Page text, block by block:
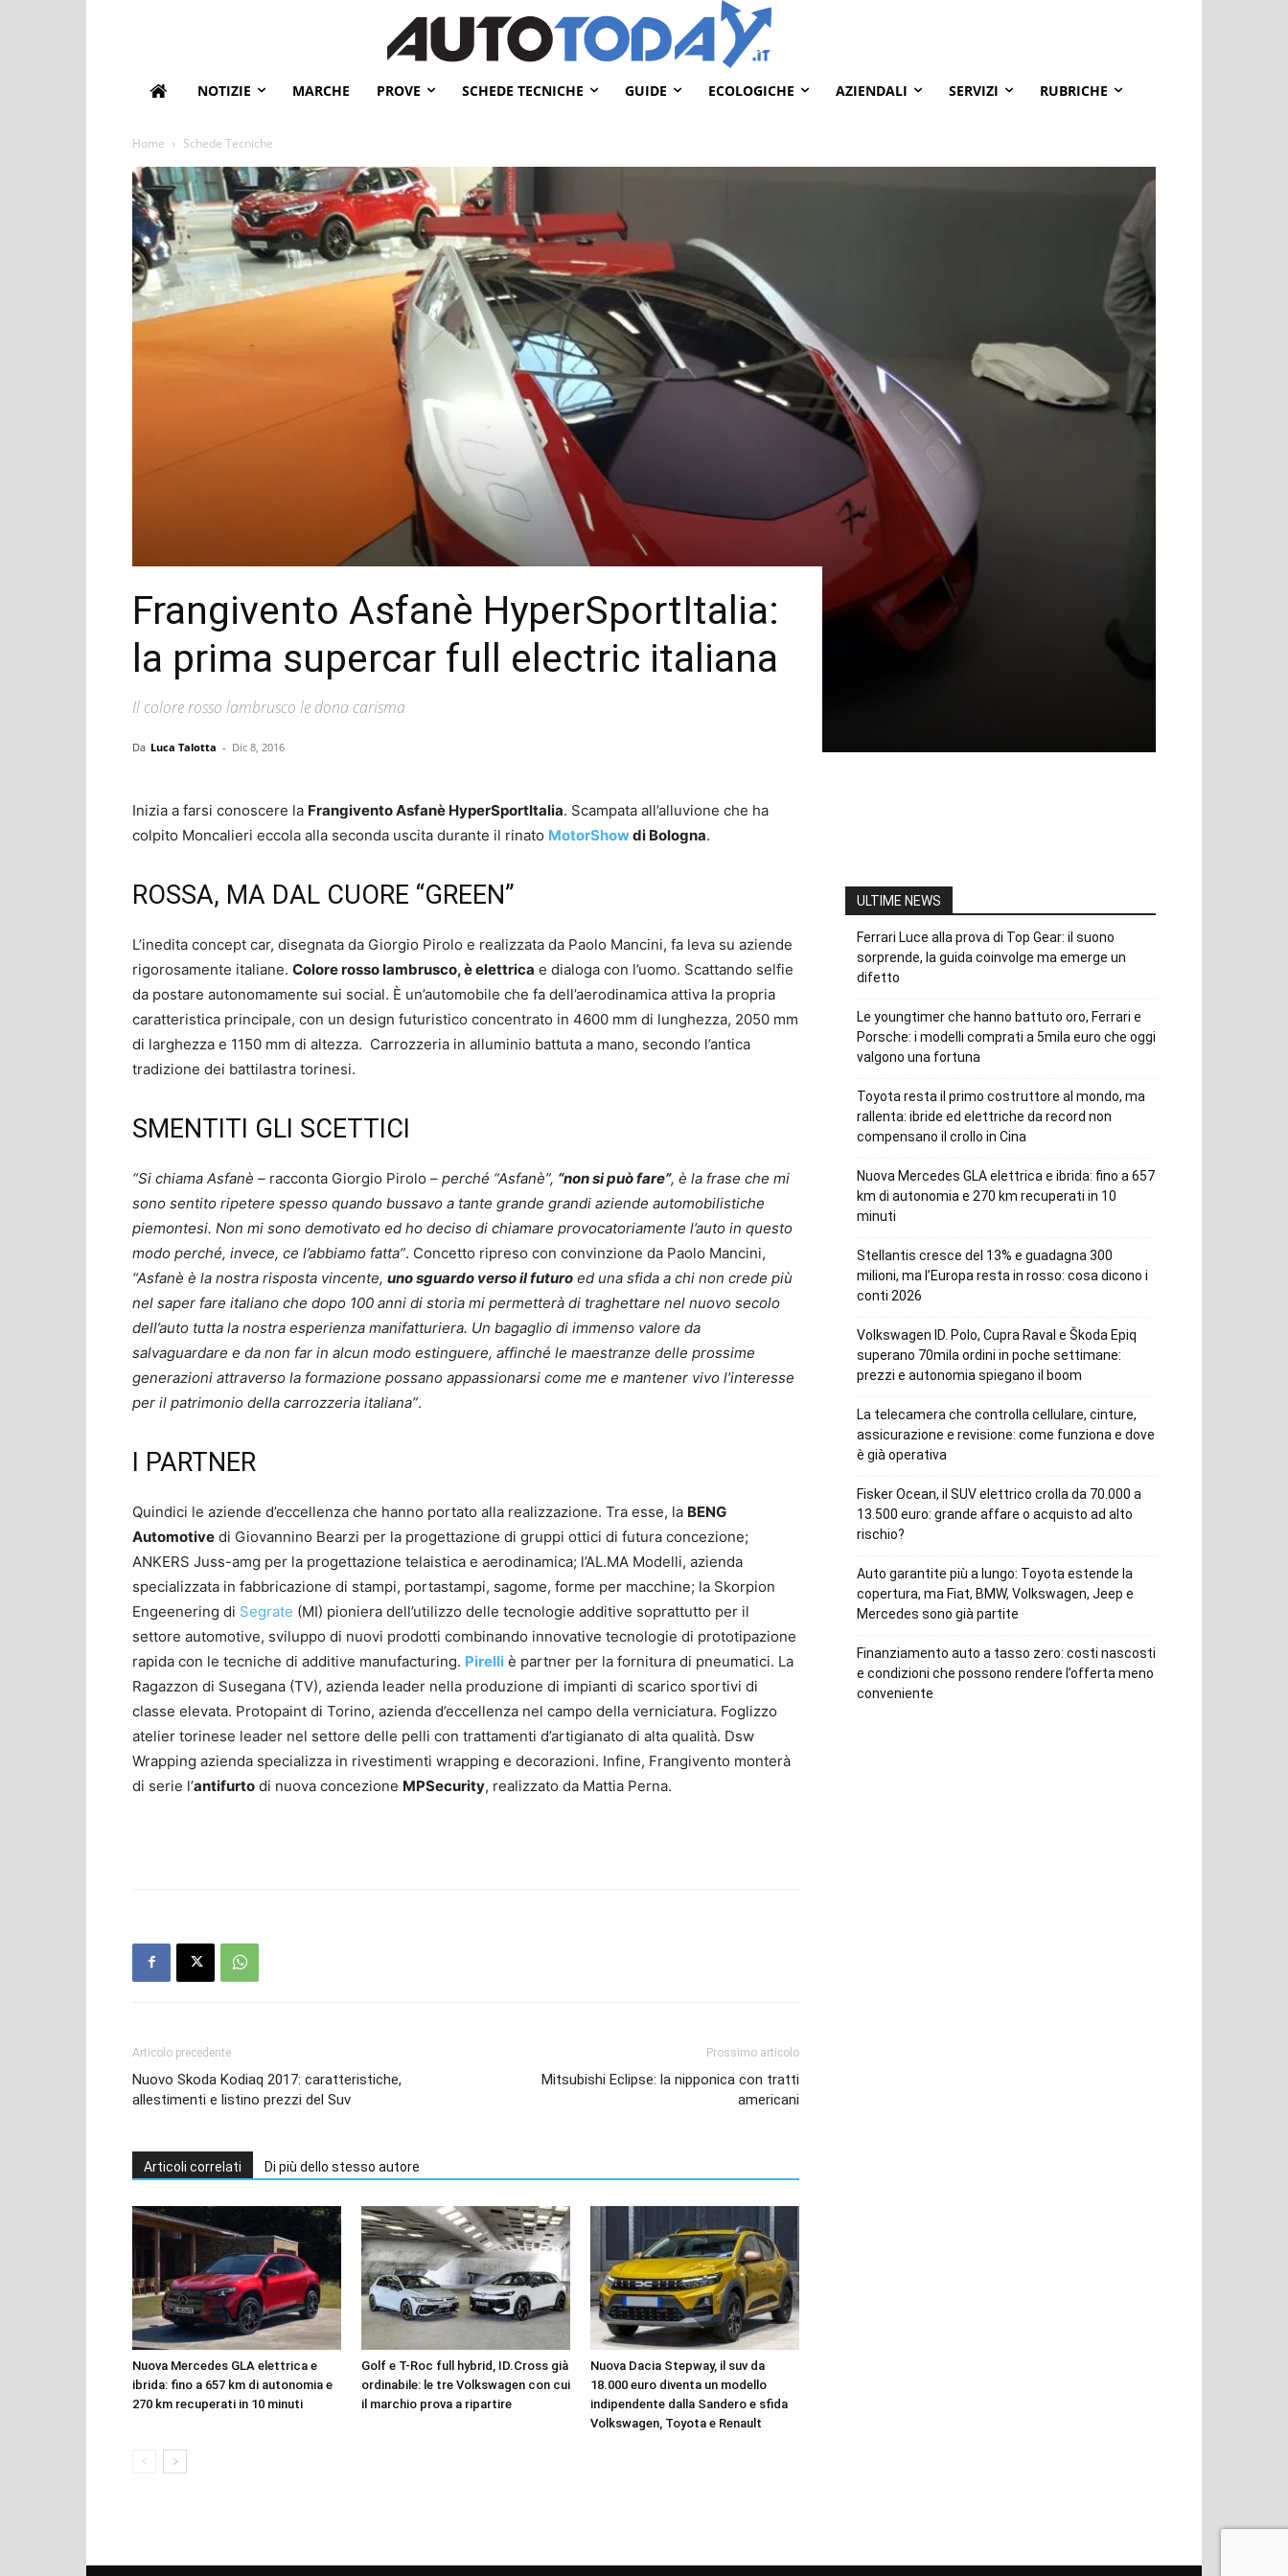
NOTIZIE MARCHE PROVE SCHEDE TECNICHE GUIDE ECOLOGICHE AZIENDALI SERVIZI RUBRICHE
Home Schede Tecniche
Frangivento Asfanè HyperSportItalia:
la prima supercar full electric italiana
Il colore rosso lambrusco le dona carisma
Da Luca Talotta - Dic 8, 2016
Inizia a farsi conoscere la Frangivento Asfanè HyperSportItalia. Scampata all’alluvione che ha
colpito Moncalieri eccola alla seconda uscita durante il rinato MotorShowdi Bologna.
ROSSA, MA DAL CUORE “GREEN”
L’inedita concept car, disegnata da Giorgio Pirolo e realizzata da Paolo Mancini, fa leva su aziende
rigorosamente italiane. Colore rosso lambrusco, è elettrica e dialoga con l’uomo. Scattando selfie
da postare autonomamente sui social. È un’automobile che fa dell’aerodinamica attiva la propria
caratteristica principale, con un design futuristico concentrato in 4600 mm di lunghezza, 2050 mm
di larghezza e 1150 mm di altezza. Carrozzeria in alluminio battuta a mano, secondo l’antica
tradizione dei battilastra torinesi.
SMENTITI GLI SCETTICI
“Si chiama Asfanè – racconta Giorgio Pirolo – perché “Asfanè”, “non si può fare”, è la frase che mi
sono sentito ripetere spesso quando bussavo a tante grande grandi aziende automobilistiche
piemontesi. Non mi sono demotivato ed ho deciso di chiamare provocatoriamente l’auto in questo
modo perché, invece, ce l’abbiamo fatta”. Concetto ripreso con convinzione da Paolo Mancini,
“Asfanè è la nostra risposta vincente, uno sguardo verso il futuro ed una sfida a chi non crede più
nel saper fare italiano che dopo 100 anni di storia mi permetterà di traghettare nel nuovo secolo
dell’auto tutta la nostra esperienza manifatturiera. Un bagaglio di immenso valore da
salvaguardare e da non far in alcun modo estinguere, affinché le maestranze delle prossime
generazioni attraverso la formazione possano appassionarsi come me e mantener vivo l’interesse
per il patrimonio della carrozzeria italiana”.
I PARTNER
Quindici le aziende d’eccellenza che hanno portato alla realizzazione. Tra esse, la BENG
Automotive di Giovannino Bearzi per la progettazione di gruppi ottici di futura concezione;
ANKERS Juss-amg per la progettazione telaistica e aerodinamica; l’AL.MA Modelli, azienda
specializzata in fabbricazione di stampi, portastampi, sagome, forme per macchine; la Skorpion
Engeenering di Segrate (MI) pioniera dell’utilizzo delle tecnologie additive soprattutto per il
settore automotive, sviluppo di nuovi prodotti combinando innovative tecnologie di prototipazione
rapida con le tecniche di additive manufacturing. Pirelli è partner per la fornitura di pneumatici. La
Ragazzon di Susegana (TV), azienda leader nella produzione di impianti di scarico sportivi di
classe elevata. Protopaint di Torino, azienda d’eccellenza nel campo della verniciatura. Foglizzo
atelier torinese leader nel settore delle pelli con trattamenti d’artigianato di alta qualità. Dsw
Wrapping azienda specializza in rivestimenti wrapping e decorazioni. Infine, Frangivento monterà
di serie l’antifurto di nuova concezione MPSecurity, realizzato da Mattia Perna.
Articolo precedente
Nuovo Skoda Kodiaq 2017: caratteristiche,
allestimenti e listino prezzi del Suv
Prossimo articolo
Mitsubishi Eclipse: la nipponica con tratti
americani
Articoli correlati Di più dello stesso autore
Nuova Mercedes GLA elettrica e
ibrida: fino a 657 km di autonomia e
270 km recuperati in 10 minuti
Golf e T-Roc full hybrid, ID.Cross già
ordinabile: le tre Volkswagen con cui
il marchio prova a ripartire
Nuova Dacia Stepway, il suv da
18.000 euro diventa un modello
indipendente dalla Sandero e sfida
Volkswagen, Toyota e Renault
ULTIME NEWS
Ferrari Luce alla prova di Top Gear: il suono
sorprende, la guida coinvolge ma emerge un
difetto
Le youngtimer che hanno battuto oro, Ferrari e
Porsche: i modelli comprati a 5mila euro che oggi
valgono una fortuna
Toyota resta il primo costruttore al mondo, ma
rallenta: ibride ed elettriche da record non
compensano il crollo in Cina
Nuova Mercedes GLA elettrica e ibrida: fino a 657
km di autonomia e 270 km recuperati in 10
minuti
Stellantis cresce del 13% e guadagna 300
milioni, ma l’Europa resta in rosso: cosa dicono i
conti 2026
Volkswagen ID. Polo, Cupra Raval e Škoda Epiq
superano 70mila ordini in poche settimane:
prezzi e autonomia spiegano il boom
La telecamera che controlla cellulare, cinture,
assicurazione e revisione: come funziona e dove
è già operativa
Fisker Ocean, il SUV elettrico crolla da 70.000 a
13.500 euro: grande affare o acquisto ad alto
rischio?
Auto garantite più a lungo: Toyota estende la
copertura, ma Fiat, BMW, Volkswagen, Jeep e
Mercedes sono già partite
Finanziamento auto a tasso zero: costi nascosti
e condizioni che possono rendere l’offerta meno
conveniente